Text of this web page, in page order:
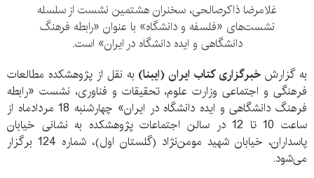
غلامرضا ذاکرصالحی، سخنران هشتمین نشست از سلسله
نشست‌های «فلسفه و دانشگاه» با عنوان «رابطه فرهنگ
دانشگاهی و ایده دانشگاه در ایران» است.
به گزارش خبرگزاری کتاب ایران (ایبنا) به نقل از پژوهشکده مطالعات
فرهنگی و اجتماعی وزارت علوم، تحقیقات و فناوری، نشست «رابطه
فرهنگ دانشگاهی و ایده دانشگاه در ایران» چهارشنبه 18 مردادماه از
ساعت 10 تا 12 در سالن اجتماعات پژوهشکده به نشانی خیابان
پاسداران، خیابان شهید مومن‌نژاد (گلستان اول)، شماره 124 برگزار
می‌شود.